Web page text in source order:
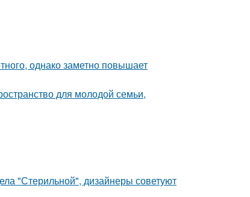
однако заметно повышает
для молодой семьи,
"Стерильной", дизайнеры советуют